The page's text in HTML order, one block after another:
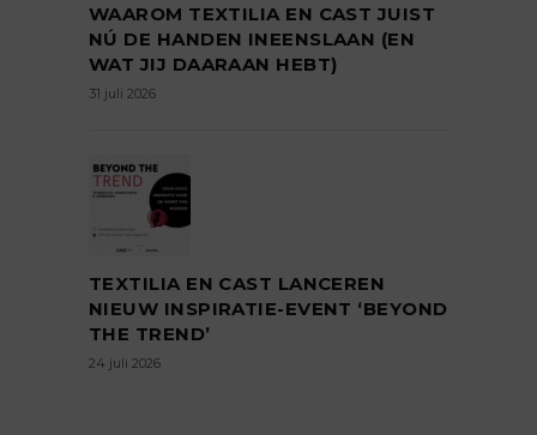
WAAROM TEXTILIA EN CAST JUIST
NÚ DE HANDEN INEENSLAAN (EN
WAT JIJ DAARAAN HEBT)
31 juli 2026
TEXTILIA EN CAST LANCEREN
NIEUW INSPIRATIE-EVENT ‘BEYOND
THE TREND’
24 juli 2026